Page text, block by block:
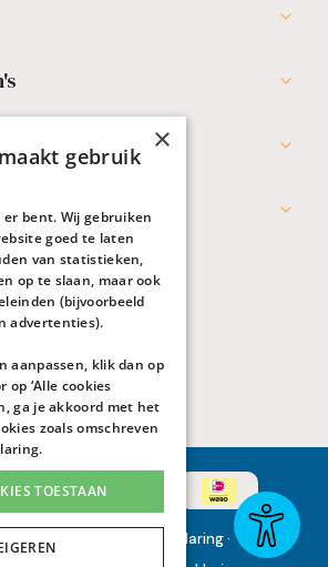
voorwaarden Privacyverklaring·
×
gebruik
er bent. Wij gebruiken
goed te laten
van statistieken,
op te slaan, maar ook
(bijvoorbeeld
advertenties).
aanpassen, klik dan op
op ‘Alle cookies
ga je akkoord met het
zoals omschreven
.
TOESTAAN